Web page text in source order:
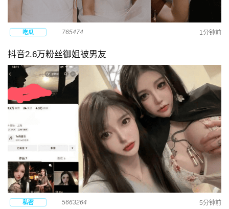
吃瓜 765474 1分钟前
抖音2.6万粉丝御姐被男友
私密 5663264 5分钟前